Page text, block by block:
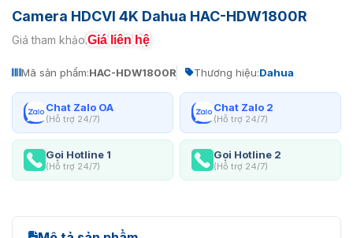
Camera HDCVI 4K Dahua HAC-HDW1800R
Giá tham khảo:Giá liên hệ
Mã sản phẩm:HAC-HDW1800R Thương hiệu:Dahua
Chat Zalo OA
(Hỗ trợ 24/7)
Chat Zalo 2
(Hỗ trợ 24/7)
Gọi Hotline 1
(Hỗ trợ 24/7)
Gọi Hotline 2
(Hỗ trợ 24/7)